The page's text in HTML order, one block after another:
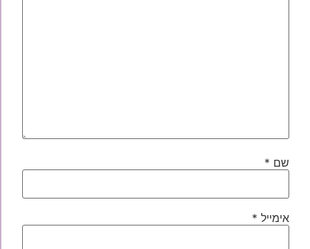
שם *
אימייל *